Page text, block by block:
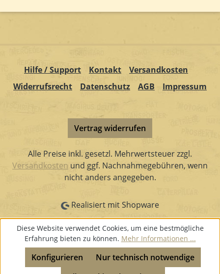
Hilfe / Support Kontakt
Versandkosten
Widerrufsrecht
Datenschutz AGB Impressum
Vertrag widerrufen
Alle Preise inkl. gesetzl. Mehrwertsteuer zzgl.
Versandkosten und ggf. Nachnahmegebühren, wenn
nicht anders angegeben.
Realisiert mit Shopware
Diese Website verwendet Cookies, um eine bestmögliche
Erfahrung bieten zu können. Mehr Informationen ...
Nur technisch notwendige
Konfigurieren